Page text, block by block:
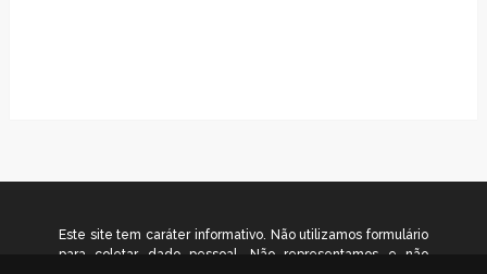
Este site tem caráter informativo. Não utilizamos formulário
para coletar dado pessoal. Não representamos e não